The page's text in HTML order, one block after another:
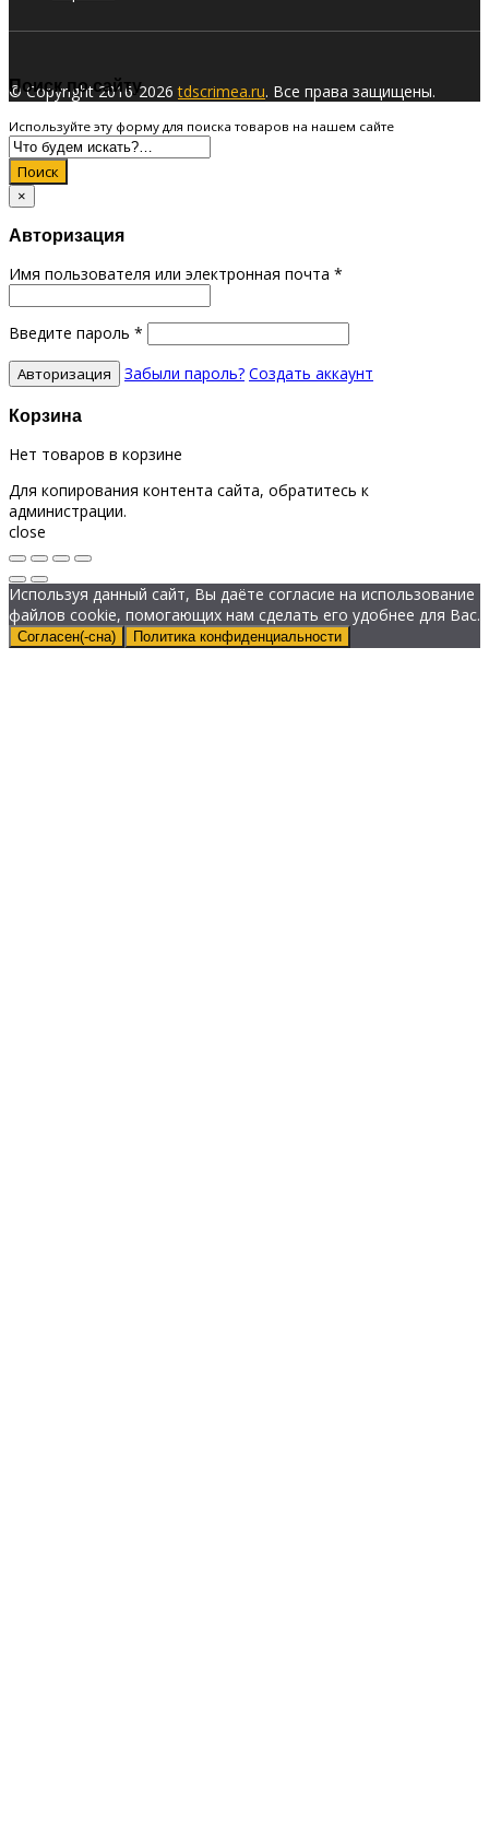
© Copyright 2016-2026tdscrimea.ru. Все права защищены.
Поиск по сайту
Используйте эту форму для поиска товаров на нашем сайте
Поиск
×
Авторизация
Имя пользователя или электронная почта *
Введите пароль *
Забыли пароль? Создать аккаунт
Корзина
Нет товаров в корзине
Для копирования контента сайта, обратитесь к
администрации.
close
Используя данный сайт, Вы даёте согласие на использование
файлов cookie, помогающих нам сделать его удобнее для Вас.
Согласен(-сна) Политика конфиденциальности